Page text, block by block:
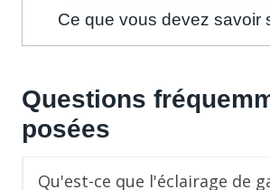
Ce que vous devez savoir
Questions
posées
Qu'est-ce que l'éclairage de